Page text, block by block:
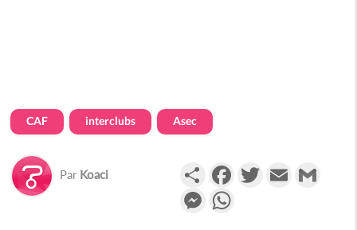
CAF interclubs Asec
Par Koaci PartagerFacebookTwitterEmail
Messenger